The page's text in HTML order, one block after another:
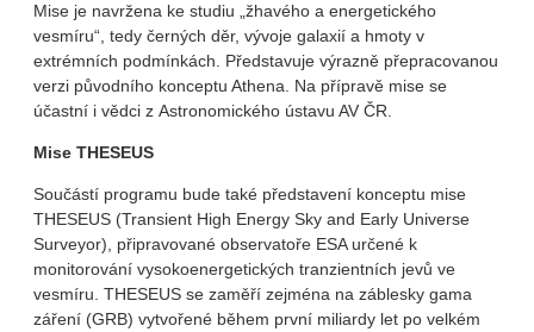
Mise je navržena ke studiu „žhavého a energetického
vesmíru“, tedy černých děr, vývoje galaxií a hmoty v
extrémních podmínkách. Představuje výrazně přepracovanou
verzi původního konceptu Athena. Na přípravě mise se
účastní i vědci z Astronomického ústavu AV ČR.
Mise THESEUS
Součástí programu bude také představení konceptu mise
THESEUS (Transient High Energy Sky and Early Universe
Surveyor), připravované observatoře ESA určené k
monitorování vysokoenergetických tranzientních jevů ve
vesmíru. THESEUS se zaměří zejména na záblesky gama
záření (GRB) vytvořené během první miliardy let po velkém